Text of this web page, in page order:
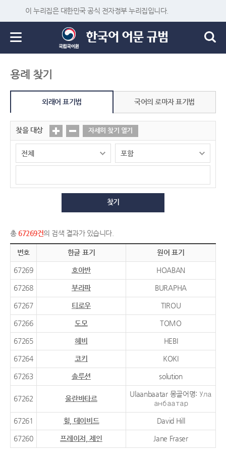
이 누리집은 대한민국 공식 전자정부 누리집입니다.
용례 찾기
외래어 표기법 국어의 로마자 표기법
찾을 대상 자세히 찾기 열기
찾기
총 67269건의 검색 결과가 있습니다.
번호 한글 표기 원어 표기
67269 호아반 HOABAN
67268 부라파 BURAPHA
67267 티로우 TIROU
67266 도모 TOMO
67265 헤비 HEBI
67264 코키 KOKI
67263 솔루션 solution
67262 울란바타르
Ulaanbaatar 몽골어명: Ула
анбаатар
67261 힐, 데이비드 David Hill
67260 프레이저, 제인 Jane Fraser